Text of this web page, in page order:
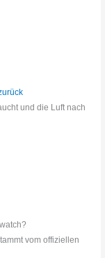
und die Luft nach
vom offiziellen